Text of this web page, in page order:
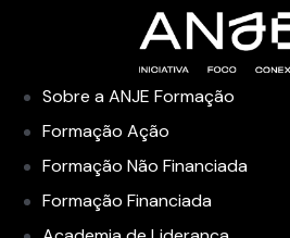
Sobre a ANJE Formação
Formação Ação
Formação Não Financiada
Formação Financiada